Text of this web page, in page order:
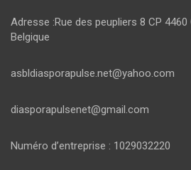
Adresse :Rue des peupliers 8 CP
Belgique
asbldiasporapulse.net@yahoo.com
diasporapulsenet@gmail.com
Numéro d’entreprise : 1029032220